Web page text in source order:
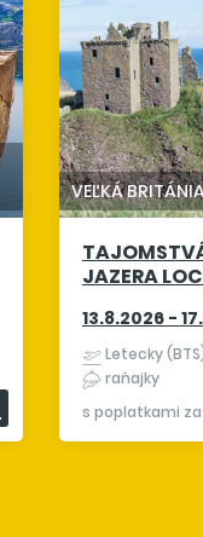
VEĽKÁ
JAZERA
13.8.2026 -
Letecky
raňajky
s poplatkami za